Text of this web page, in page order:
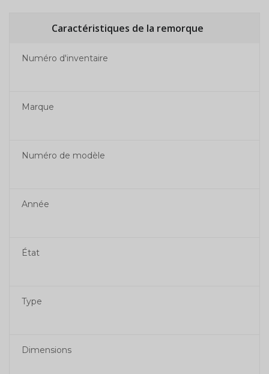
Caractéristiques de la remorque
Numéro d'inventaire
Marque
Numéro de modèle
Année
État
Type
Dimensions